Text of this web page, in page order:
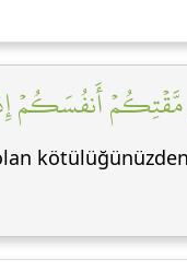
أَنفُسَكُمۡ